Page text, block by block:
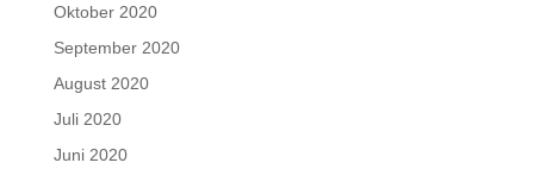
Oktober 2020
September 2020
August 2020
Juli 2020
Juni 2020